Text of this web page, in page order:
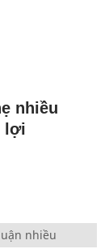
nhiều
lợi
nhiều